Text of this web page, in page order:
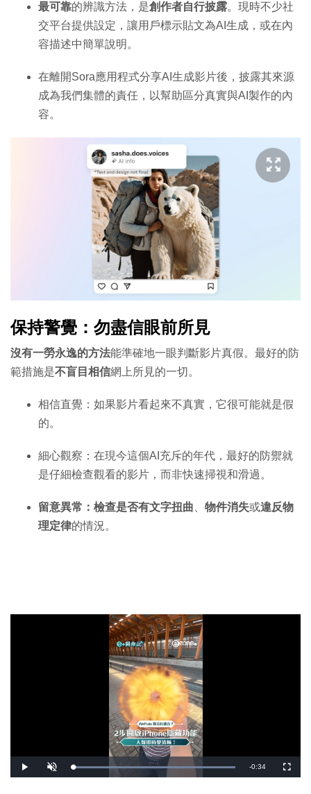
最可靠的辨識方法，是創作者自行披露。現時不少社
交平台提供設定，讓用戶標示貼文為AI生成，或在內
容描述中簡單說明。
在離開Sora應用程式分享AI生成影片後，披露其來源
成為我們集體的責任，以幫助區分真實與AI製作的內
容。
保持警覺：勿盡信眼前所見
沒有一勞永逸的方法能準確地一眼判斷影片真假。最好的防
範措施是不盲目相信網上所見的一切。
相信直覺：如果影片看起來不真實，它很可能就是假
的。
細心觀察：在現今這個AI充斥的年代，最好的防禦就
是仔細檢查觀看的影片，而非快速掃視和滑過。
留意異常：檢查是否有文字扭曲 物件消失或違反物
理定律的情況。
播
放
開
啟
載
入
剩
-0:34
全
螢